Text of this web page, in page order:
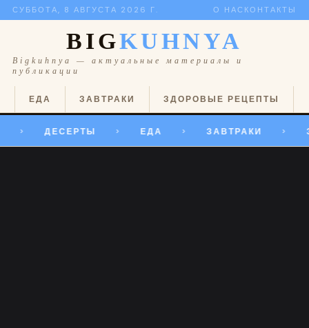
СУББОТА, 8 АВГУСТА 2026 Г. О НАС КОНТАКТЫ
BIGKUHNYA
Bigkuhnya — актуальные материалы и
публикации
ЕДА ЗАВТРАКИ ЗДОРОВЫЕ РЕЦЕПТЫ
> ДЕСЕРТЫ > ЕДА > ЗАВТРАКИ >